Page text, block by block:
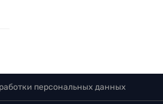
персональных данных